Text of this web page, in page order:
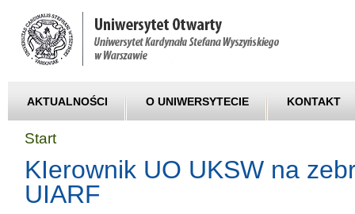
AKTUALNOŚCI O UNIWERSYTECIE KONTAKT
Start
KIerownik UO UKSW na
UIARF